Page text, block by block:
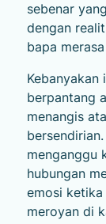
sebenar
dengan
bapa
berpantang
menangis
menganggu
hubungan
emosi
meroyan di